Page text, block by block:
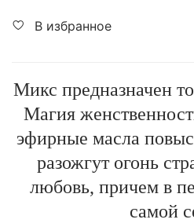
В избранное
Микс предназначен
Магия
эфирные масла
разожгут огонь
любовь, причем в
самой